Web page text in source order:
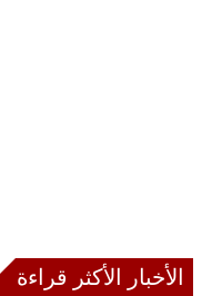
الأخبار الأكثر قراءة